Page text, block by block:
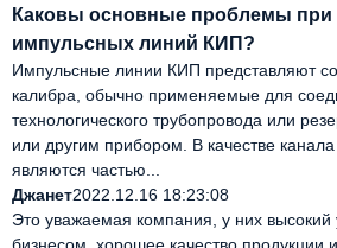
Каковы основные проблемы при
импульсных линий КИП?
Импульсные линии КИП представляют
калибра, обычно применяемые для
технологического трубопровода или
или другим прибором. В качестве
являются частью...
Джанет2022.12.16 18:23:08
Это уважаемая компания, у них высокий